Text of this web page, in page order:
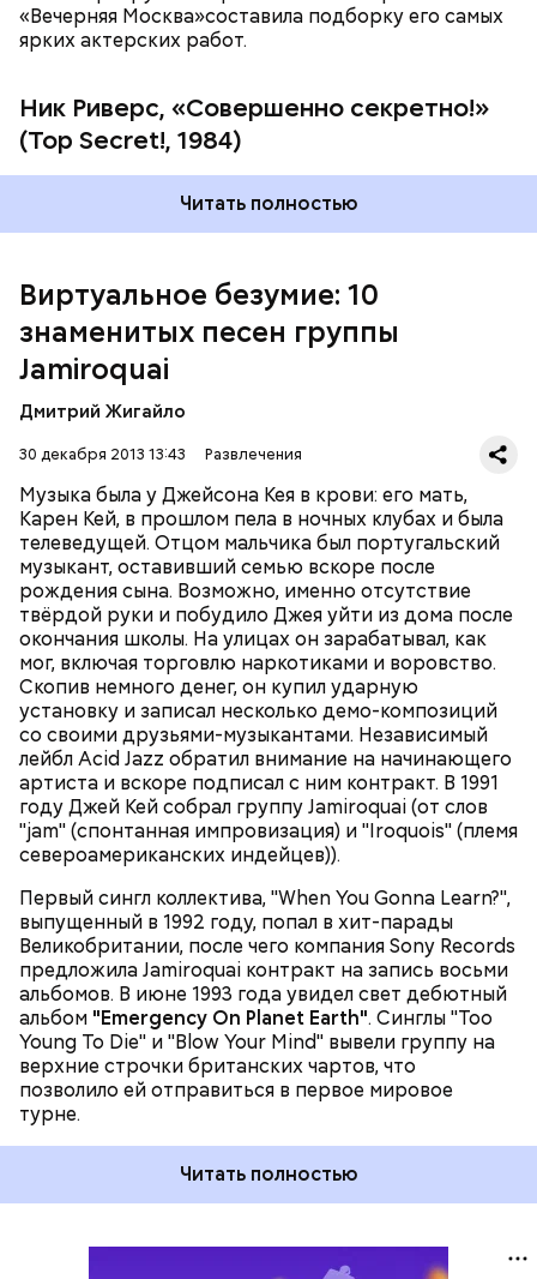
«Вечерняя Москва»составила подборку его самых
ярких актерских работ.
Ник Риверс, «Совершенно секретно!»
(Top Secret!, 1984)
Читать полностью
Виртуальное безумие: 10
знаменитых песен группы
Jamiroquai
Дмитрий Жигайло
30 декабря 2013 13:43 Развлечения
Музыка была у Джейсона Кея в крови: его мать,
Карен Кей, в прошлом пела в ночных клубах и была
телеведущей. Отцом мальчика был португальский
музыкант, оставивший семью вскоре после
рождения сына. Возможно, именно отсутствие
твёрдой руки и побудило Джея уйти из дома после
окончания школы. На улицах он зарабатывал, как
мог, включая торговлю наркотиками и воровство.
Скопив немного денег, он купил ударную
установку и записал несколько демо-композиций
со своими друзьями-музыкантами. Независимый
лейбл Acid Jazz обратил внимание на начинающего
артиста и вскоре подписал с ним контракт. В 1991
году Джей Кей собрал группу Jamiroquai (от слов
"jam" (спонтанная импровизация) и "Iroquois" (племя
североамериканских индейцев)).
Первый сингл коллектива, "When You Gonna Learn?",
выпущенный в 1992 году, попал в хит-парады
Великобритании, после чего компания Sony Records
предложила Jamiroquai контракт на запись восьми
альбомов. В июне 1993 года увидел свет дебютный
альбом "Emergency On Planet Earth". Синглы "Too
Young To Die" и "Blow Your Mind" вывели группу на
верхние строчки британских чартов, что
позволило ей отправиться в первое мировое
турне.
Вторым альбомом, "The Return Of The Space
Cowboy" (1994), группа закрепила успех, однако
настоящим прорывом стала пластинка"Travelling
Without Moving" 1996 года. Сингл"Virtual Insanity"
("Виртуальное безумие") произвёл настоящий
фурор: в 1997 году клип на эту песню получил
четыре награды MTV, а сама песня в 1998 году была
отмечена премией Grammy в номинации "Лучшее
вокальное поп-исполнение дуэтом или группой".
Международными хитами также стали песни
"Cosmic Girl" и "Alright".
Четвёртому альбому предшествовал сингл
"Deeper Underground"
Роланда Эммериха
более тяжёлом стиле, а песня заняла первое место в
Великобритании. Альбом "Synkronized"(1999) был
исполнен в традиционных для группы стилях фанк
и эйсид-джаз. Бешеной популярности
предыдущего диска он не достиг, но разошёлся по
всему миру в количестве четырёх миллионов копий.
За выступлением на легендарном фестивале
Woodstock в 1999 году последовал двухлетний
перерыв, после которого вышел альбом"A Funk
Odyssey"(2001), на котором преобладало
электронное звучание.
Довольно разноплановым получился диск
"Dynamite" (2005), в котором традиционный фанк
Песня "Seven Days in Sunny June" попала в
саундтрек популярного фильма "Дьявол носит
Prada". Последний на сегодняшний день
студийный альбом группы, "Rock Dust Light Star"
вышел лишь пять лет спустя - в 2010 году.
Читать полностью
МУЗЫКА